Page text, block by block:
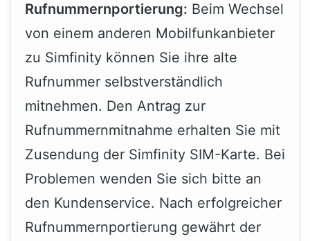
Rufnummernportierung: Beim Wechsel
von einem anderen Mobilfunkanbieter
zu Simfinity können Sie ihre alte
Rufnummer selbstverständlich
mitnehmen. Den Antrag zur
Rufnummernmitnahme erhalten Sie mit
Zusendung der Simfinity SIM-Karte. Bei
Problemen wenden Sie sich bitte an
den Kundenservice. Nach erfolgreicher
Rufnummernportierung gewährt der